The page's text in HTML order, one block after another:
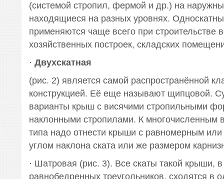
(системой стропил, фермой и др.) на
находящиеся на разных уровнях.
применяются чаще всего при строительстве
хозяйственных построек, складских
· Двухскатная
(рис. 2) является самой распространённой
конструкцией. Её еще называют щипцовой.
варианты крыш с висячими стропильными
наклонными стропилами. К многочисленным
типа надо отнести крыши с равномерным
углом наклона ската или же размером
· Шатровая (рис. 3). Все скаты такой крыши,
равнобедренных треугольников, сходятся в